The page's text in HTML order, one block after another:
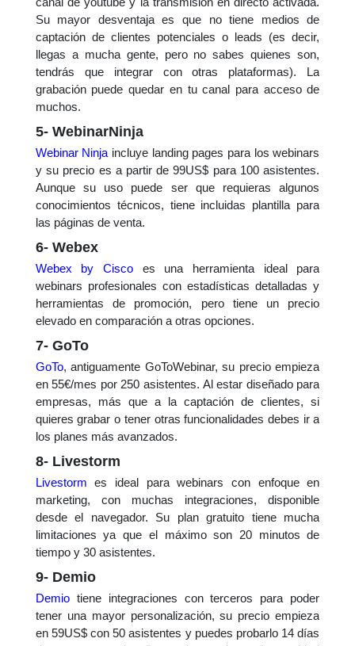
Su mayor desventaja es que no tiene medios de
captación de clientes potenciales o leads (es decir,
llegas a mucha gente, pero no sabes quienes son,
tendrás que integrar con otras plataformas). La
grabación puede quedar en tu canal para acceso de
muchos.
5- WebinarNinja
Webinar Ninja incluye landing pages para los webinars
y su precio es a partir de 99US$ para 100 asistentes.
Aunque su uso puede ser que requieras algunos
conocimientos técnicos, tiene incluidas plantilla para
las páginas de venta.
6- Webex
Webex by Cisco es una herramienta ideal para
webinars profesionales con estadísticas detalladas y
herramientas de promoción, pero tiene un precio
elevado en comparación a otras opciones.
7- GoTo
GoTo, antiguamente GoToWebinar,su precio empieza
en 55€/mes por 250 asistentes. Al estar diseñado para
empresas, más que a la captación de clientes, si
quieres grabar o tener otras funcionalidades debes ir a
los planes más avanzados.
8- Livestorm
Livestorm es ideal para webinars con enfoque en
marketing, con muchas integraciones, disponible
desde el navegador. Su plan gratuito tiene mucha
limitaciones ya que el máximo son 20 minutos de
tiempo y 30 asistentes.
9- Demio
Demiotiene integraciones con terceros para poder
tener una mayor personalización, su precio empieza
en 59US$ con 50 asistentes y puedes probarlo 14 días